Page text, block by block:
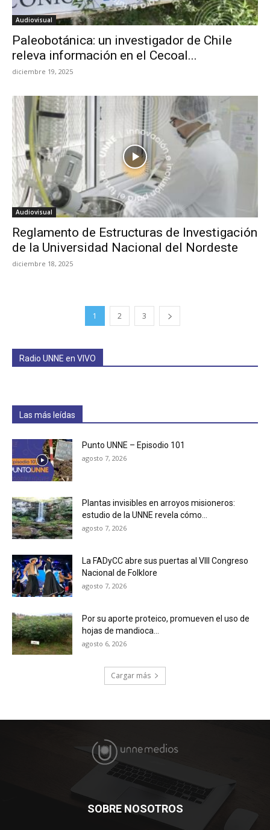
Audiovisual
Paleobotánica: un investigador de Chile
releva información en el Cecoal...
diciembre 19, 2025
Audiovisual
Reglamento de Estructuras de Investigación
de la Universidad Nacional del Nordeste
diciembre 18, 2025
1 2 3
Radio UNNE en VIVO
Las más leídas
Punto UNNE – Episodio 101
agosto 7, 2026
Plantas invisibles en arroyos misioneros:
estudio de la UNNE revela cómo...
agosto 7, 2026
La FADyCC abre sus puertas al VIII Congreso
Nacional de Folklore
agosto 7, 2026
Por su aporte proteico, promueven el uso de
hojas de mandioca...
agosto 6, 2026
Cargar más
SOBRE NOSOTROS